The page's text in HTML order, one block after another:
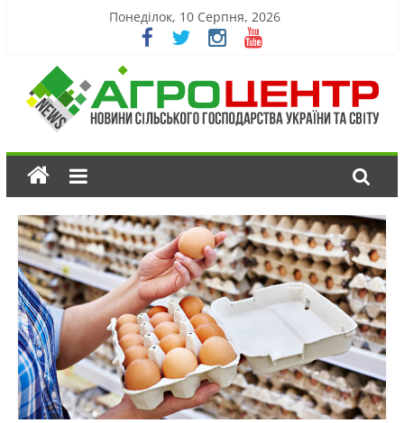
Понеділок, 10 Серпня, 2026